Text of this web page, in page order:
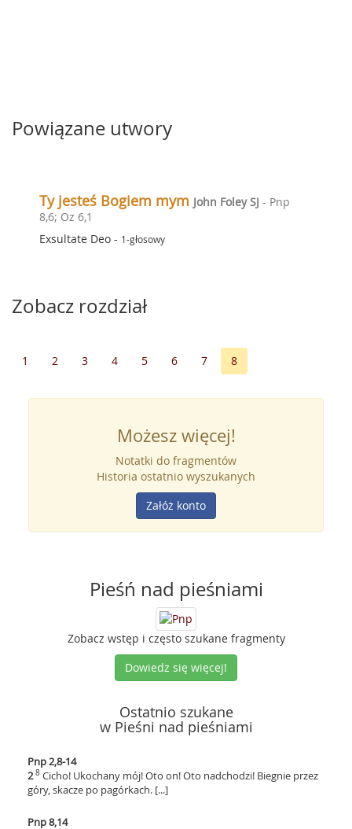
Powiązane utwory
Ty jesteś Bogiem mym John Foley SJ - Pnp
8,6; Oz 6,1
Exsultate Deo - 1-głosowy
Zobacz rozdział
1 2 3 4 5 6 7 8
Możesz więcej!
Notatki do fragmentów
Historia ostatnio wyszukanych
Załóż konto
Pieśń nad pieśniami
Zobacz wstęp i często szukane fragmenty
Dowiedz się więcej!
Ostatnio szukane
w Pieśni nad pieśniami
Pnp 2,8-14
2 8 Cicho! Ukochany mój! Oto on! Oto nadchodzi! Biegnie przez
góry, skacze po pagórkach. [...]
Pnp 8,14